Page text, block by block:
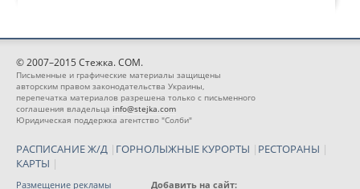
© 2007–2015 Стежка. COM.
Письменные и графические материалы защищены
авторским правом законодательства Украины,
перепечатка материалов разрешена только с письменного
соглашения владельца info@stejka.com
Юридическая поддержка агентство "Солби"
РАСПИСАНИЕ Ж/Д | ГОРНОЛЫЖНЫЕ КУРОРТЫ | РЕСТОРАНЫ |
КАРТЫ |
Размещение рекламы Добавить на сайт: